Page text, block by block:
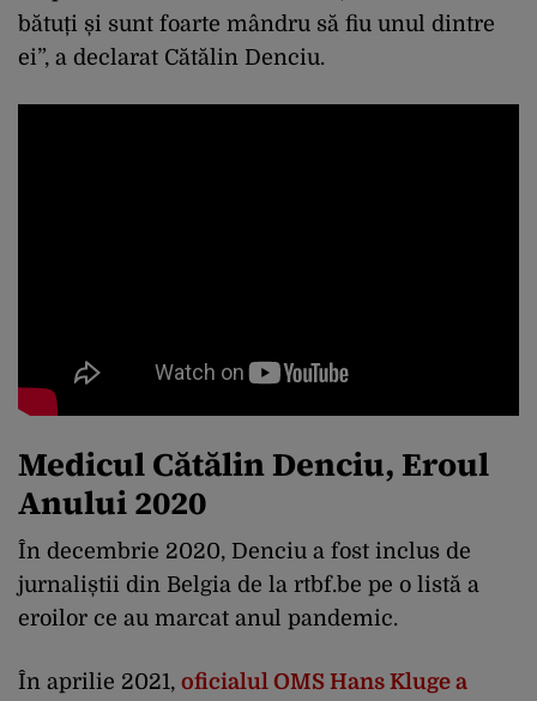
bătuți și sunt foarte mândru să fiu unul dintre
ei”, a declarat Cătălin Denciu.
Medicul Cătălin Denciu, Eroul
Anului 2020
În decembrie 2020, Denciu a fost inclus de
jurnaliștii din Belgia de la rtbf.be pe o listă a
eroilor ce au marcat anul pandemic.
În aprilie 2021, oficialul OMS Hans Kluge a